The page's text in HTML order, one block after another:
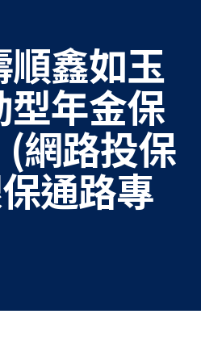
鑫如玉
年金保
網路投保
通路專